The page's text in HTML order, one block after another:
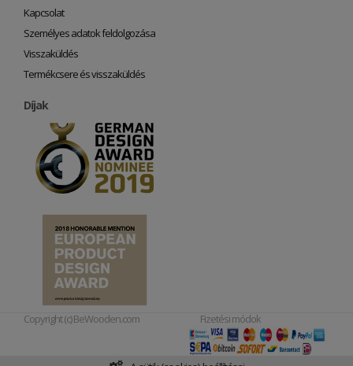
Kapcsolat
Személyes adatok feldolgozása
Visszaküldés
Termékcsere és visszaküldés
Díjak
Copyright (c) BeWooden.com Fizetési módok